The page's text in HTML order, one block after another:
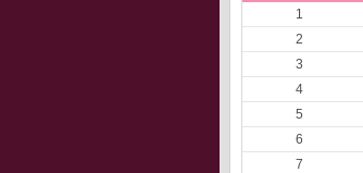
1
2
3
4
5
6
7